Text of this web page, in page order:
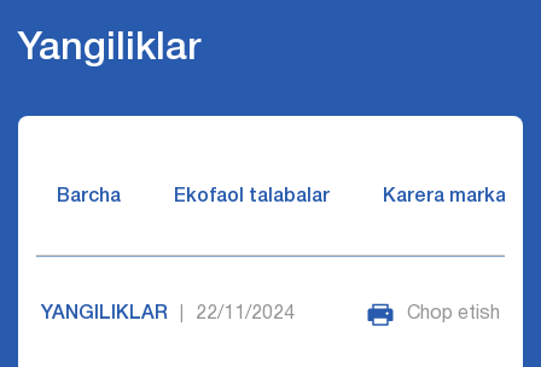
Yangiliklar
Barcha Ekofaol talabalar Karera markazi
YANGILIKLAR 22/11/2024 Chop etish